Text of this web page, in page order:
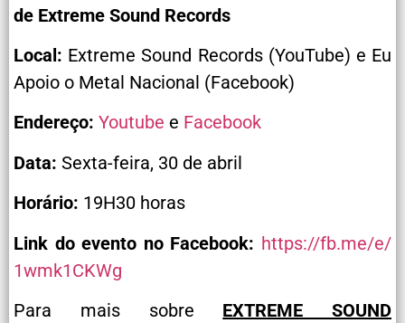
de Extreme Sound Records
Local: Extreme Sound Records (YouTube) e Eu
Apoio o Metal Nacional (Facebook)
Endereço: Youtube e Facebook
Data: Sexta-feira, 30 de abril
Horário: 19H30 horas
Link do evento no Facebook: https://fb.me/e/
1wmk1CKWg
Para mais sobre EXTREME SOUND